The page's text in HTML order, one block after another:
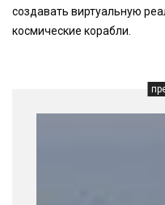
создавать виртуальную
космические корабли.